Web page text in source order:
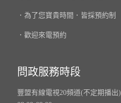
．為了您寶貴時間．皆採預約制
．歡迎來電預約
問政服務時段
豐盟有線電視20頻道(不定期播出)